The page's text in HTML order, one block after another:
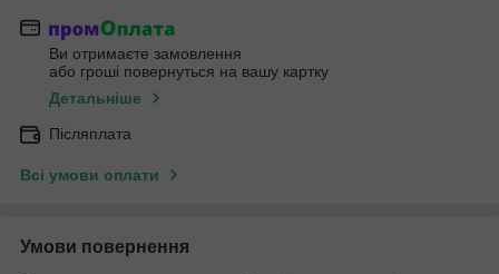
Ви отримаєте замовлення
або гроші повернуться на вашу картку
Детальніше
Післяплата
Всі умови оплати
Умови повернення